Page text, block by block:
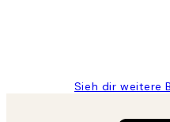
Sieh dir weitere